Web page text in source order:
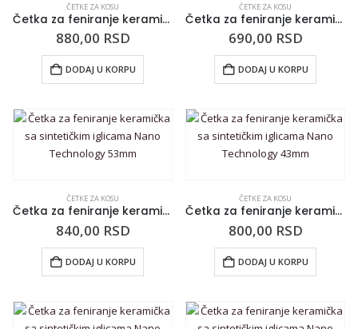
ČETKE ZA KOSU
Četka za feniranje keramička sa sintetičkim iglicama i prirodnom dlakom Nano Technology 53mm
880,00 RSD
DODAJ U KORPU
ČETKE ZA KOSU
Četka za feniranje keramička sa sintetičkim iglicama i prirodnom dlakom Nano Technology 25mm
690,00 RSD
DODAJ U KORPU
ČETKE ZA KOSU
Četka za feniranje keramička sa sintetičkim iglicama Nano Technology 53mm
840,00 RSD
DODAJ U KORPU
ČETKE ZA KOSU
Četka za feniranje keramička sa sintetičkim iglicama Nano Technology 43mm
800,00 RSD
DODAJ U KORPU